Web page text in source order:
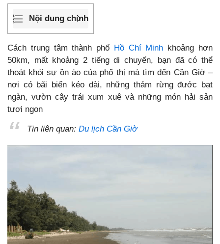
Nội dung chính
Cách trung tâm thành phố Hồ Chí Minh khoảng hơn
50km, mất khoảng 2 tiếng di chuyển, bạn đã có thể
thoát khỏi sự ồn ào của phố thị mà tìm đến Cần Giờ –
nơi có bãi biển kéo dài, những thảm rừng đước bạt
ngàn, vườn cây trái xum xuê và những món hải sản
tươi ngon
Tin liên quan: Du lịch Cần Giờ